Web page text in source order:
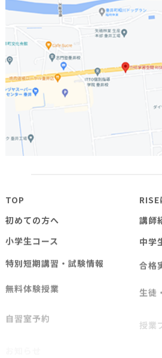
TOP
初めての方へ
講師
小学生コース
中学
特別短期講習・試験情報
合格
お知らせ
講師